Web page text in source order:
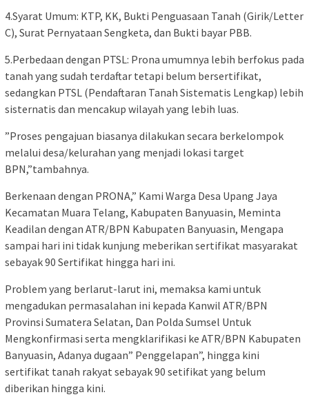
4.Syarat Umum: KTP, KK, Bukti Penguasaan Tanah (Girik/Letter
C), Surat Pernyataan Sengketa, dan Bukti bayar PBB.
5.Perbedaan dengan PTSL: Prona umumnya lebih berfokus pada
tanah yang sudah terdaftar tetapi belum bersertifikat,
sedangkan PTSL (Pendaftaran Tanah Sistematis Lengkap) lebih
sisternatis dan mencakup wilayah yang lebih luas.
”Proses pengajuan biasanya dilakukan secara berkelompok
melalui desa/kelurahan yang menjadi lokasi target
BPN,”tambahnya.
Berkenaan dengan PRONA,” Kami Warga Desa Upang Jaya
Kecamatan Muara Telang, Kabupaten Banyuasin, Meminta
Keadilan dengan ATR/BPN Kabupaten Banyuasin, Mengapa
sampai hari ini tidak kunjung meberikan sertifikat masyarakat
sebayak 90 Sertifikat hingga hari ini.
Problem yang berlarut-larut ini, memaksa kami untuk
mengadukan permasalahan ini kepada Kanwil ATR/BPN
Provinsi Sumatera Selatan, Dan Polda Sumsel Untuk
Mengkonfirmasi serta mengklarifikasi ke ATR/BPN Kabupaten
Banyuasin, Adanya dugaan” Penggelapan”, hingga kini
sertifikat tanah rakyat sebayak 90 setifikat yang belum
diberikan hingga kini.